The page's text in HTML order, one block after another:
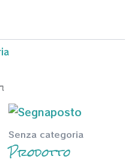
Senza categoria
Prodotto